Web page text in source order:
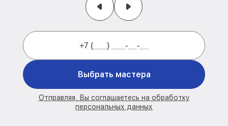
Выбрать мастера
Отправляя, Вы соглашаетесь на обработку
персональных данных